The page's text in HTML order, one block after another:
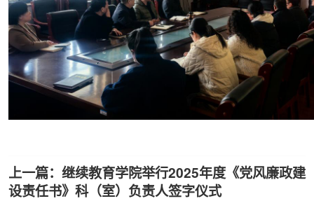
上一篇：继续教育学院举行2025年度《党风廉政建
设责任书》科（室）负责人签字仪式